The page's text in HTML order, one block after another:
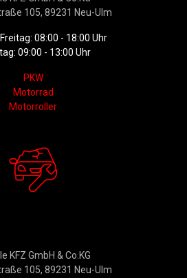
105, 89231 Neu-Ulm
08:00 - 18:00 Uhr
09:00 - 13:00 Uhr
PKW
Motorrad
Motorroller
KFZ GmbH & Co.KG
105, 89231 Neu-Ulm